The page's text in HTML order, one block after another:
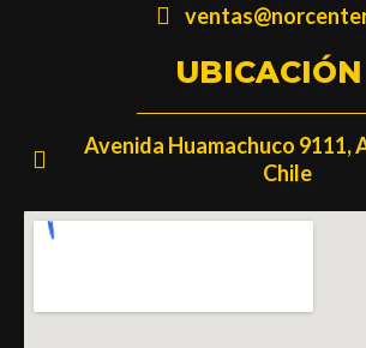
UBICACIÓN
Avenida Huamachuco
Chile